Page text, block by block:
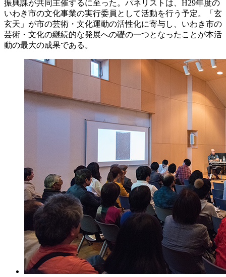
振興課が共同主催するに至った。パネリストは、H29年度の
いわき市の文化事業の実行委員として活動を行う予定。「玄
玄天」が市の芸術・文化運動の活性化に寄与し、いわき市の
芸術・文化の継続的な発展への礎の一つとなったことが本活
動の最大の成果である。